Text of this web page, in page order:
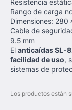
Resistencia
Rango de carga
Dimensiones: 280
Cable de
9.5 mm
El anticaídas SL-
facilidad de uso,
sistemas de
Los productos están